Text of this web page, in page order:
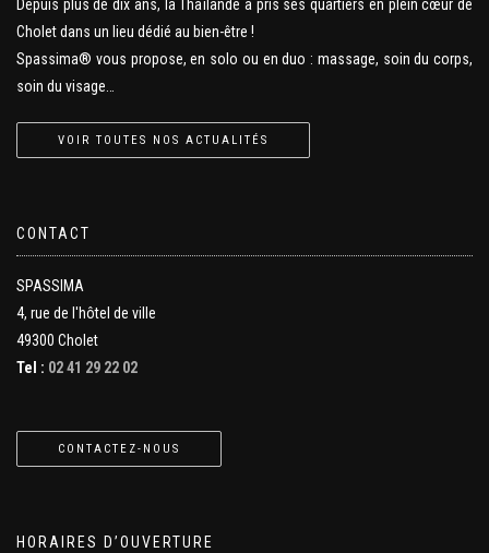
Depuis plus de dix ans, la Thaïlande a pris ses quartiers en plein cœur de
Cholet dans un lieu dédié au bien-être !
Spassima® vous propose, en solo ou en duo : massage, soin du corps,
soin du visage…
VOIR TOUTES NOS ACTUALITÉS
CONTACT
SPASSIMA
4, rue de l'hôtel de ville
49300 Cholet
Tel : 02 41 29 22 02
CONTACTEZ-NOUS
HORAIRES D’OUVERTURE